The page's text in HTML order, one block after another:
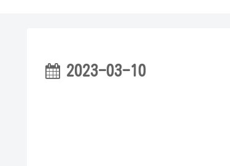
2023-03-10